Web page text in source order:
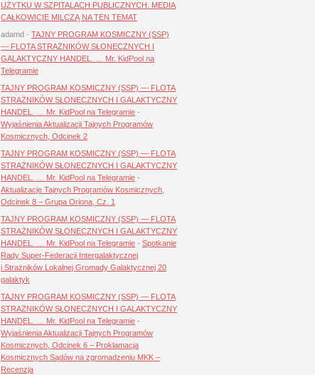
UŻYTKU W SZPITALACH PUBLICZNYCH. MEDIA
CAŁKOWICIE MILCZĄ NA TEN TEMAT
adamd - TAJNY PROGRAM KOSMICZNY (SSP)
— FLOTA STRAŻNIKÓW SŁONECZNYCH I
GALAKTYCZNY HANDEL. … Mr. KidPool na
Telegramie
TAJNY PROGRAM KOSMICZNY (SSP) — FLOTA
STRAŻNIKÓW SŁONECZNYCH I GALAKTYCZNY
HANDEL. … Mr. KidPool na Telegramie -
Wyjaśnienia Aktualizacji Tajnych Programów
Kosmicznych, Odcinek 2
TAJNY PROGRAM KOSMICZNY (SSP) — FLOTA
STRAŻNIKÓW SŁONECZNYCH I GALAKTYCZNY
HANDEL. … Mr. KidPool na Telegramie -
Aktualizacje Tajnych Programów Kosmicznych,
Odcinek 8 – Grupa Oriona, Cz. 1
TAJNY PROGRAM KOSMICZNY (SSP) — FLOTA
STRAŻNIKÓW SŁONECZNYCH I GALAKTYCZNY
HANDEL. … Mr. KidPool na Telegramie - Spotkanie
Rady Super-Federacji Intergalaktycznej
i Strażników Lokalnej Gromady Galaktycznej 20
galaktyk
TAJNY PROGRAM KOSMICZNY (SSP) — FLOTA
STRAŻNIKÓW SŁONECZNYCH I GALAKTYCZNY
HANDEL. … Mr. KidPool na Telegramie -
Wyjaśnienia Aktualizacji Tajnych Programów
Kosmicznych, Odcinek 6 – Proklamacja
Kosmicznych Sądów na zgromadzeniu MKK –
Recenzja